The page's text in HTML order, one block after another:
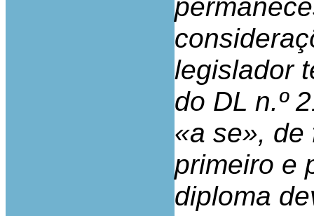
legislador
do DL n.º
«a se», de
primeiro e
diploma